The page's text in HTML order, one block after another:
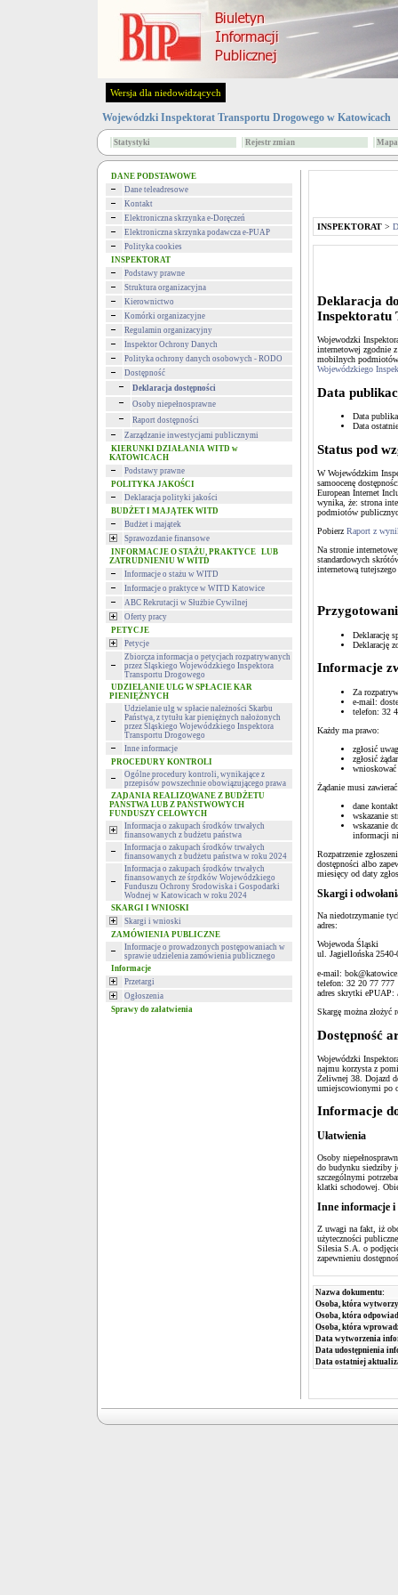
Wersja dla niedowidzących
Wojewódzki Inspektorat Transportu Drogowego w Katowicach
Statystyki Rejestr zmian
DANE PODSTAWOWE
Dane teleadresowe
Kontakt
Elektroniczna skrzynka e-Doręczeń
Elektroniczna skrzynka podawcza e-PUAP
Polityka cookies
INSPEKTORAT
Podstawy prawne
Struktura organizacyjna
Kierownictwo
Komórki organizacyjne
Regulamin organizacyjny
Inspektor Ochrony Danych
Polityka ochrony danych osobowych - RODO
Dostępność
Deklaracja dostępności
Osoby niepełnosprawne
Raport dostępności
Zarządzanie inwestycjami publicznymi
KIERUNKI DZIAŁANIA WITD w
KATOWICACH
Podstawy prawne
POLITYKA JAKOŚCI
Deklaracja polityki jakości
BUDŻET I MAJĄTEK WITD
Budżet i majątek
Sprawozdanie finansowe
INFORMACJE O STAŻU, PRAKTYCE LUB
ZATRUDNIENIU W WITD
Informacje o stażu w WITD
Informacje o praktyce w WITD Katowice
ABC Rekrutacji w Służbie Cywilnej
Oferty pracy
PETYCJE
Petycje
Zbiorcza informacja o petycjach rozpatrywanych
przez Śląskiego Wojewódzkiego Inspektora
Transportu Drogowego
UDZIELANIE ULG W SPŁACIE KAR
PIENIĘŻNYCH
Udzielanie ulg w spłacie należności Skarbu
Państwa, z tytułu kar pieniężnych nałożonych
przez Śląskiego Wojewódzkiego Inspektora
Transportu Drogowego
Inne informacje
PROCEDURY KONTROLI
Ogólne procedury kontroli, wynikające z
przepisów powszechnie obowiązującego prawa
ZADANIA REALIZOWANE Z BUDŻETU
PAŃSTWA LUB Z PAŃSTWOWYCH
FUNDUSZY CELOWYCH
Informacja o zakupach środków trwałych
finansowanych z budżetu państwa
Informacja o zakupach środków trwałych
finansowanych z budżetu państwa w roku 2024
Informacja o zakupach środków trwałych
finansowanych ze środków Wojewódzkiego
Funduszu Ochrony Środowiska i Gospodarki
Wodnej w Katowicach w roku 2024
SKARGI I WNIOSKI
Skargi i wnioski
ZAMÓWIENIA PUBLICZNE
Informacje o prowadzonych postępowaniach w
sprawie udzielenia zamówienia publicznego
Informacje
Przetargi
Ogłoszenia
Sprawy do załatwienia
INSPEKTORAT >
Deklaracja
Inspektoratu
Wojewodzki
internetowej zgodnie
mobilnych
Wojewódzkiego
Data
Data
Data
Status pod
W Wojewódzkim
samoocenę
European Internet
wynika, że: strona
podmiotów
Pobierz Raport z
Na stronie
standardowych
internetową
Deklarację
Deklarację
Informacje
Za
e-mail:
telefon: 32
Każdy ma prawo:
zgłosić
zgłosić
Żądanie musi
dane
wskazanie
wskazanie
informacji
Rozpatrzenie
dostępności albo
miesięcy od daty
Skargi i
Na niedotrzymanie
adres:
Wojewoda Śląski
ul. Jagiellońska
e-mail:
telefon: 32 20 77 777
adres skrytki ePUAP:
Skargę można złożyć
Dostępność
Wojewódzki
najmu korzysta z
Żeliwnej 38. Dojazd
umiejscowionymi po
Informacje
Ułatwienia
Osoby
do budynku siedziby
szczególnymi
klatki schodowej.
Inne informacje i
Z uwagi na fakt, iż
użyteczności
Silesia S.A. o
zapewnieniu
Nazwa dokumentu:
Osoba, która
Osoba, która
Osoba, która
Data wytworzenia
Data udostępnienia
Data ostatniej